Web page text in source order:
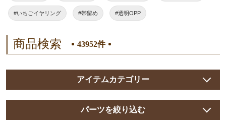
#いちごイヤリング #帯留め #透明OPP
商品検索 43952件
アイテムカテゴリー
パーツを絞り込む